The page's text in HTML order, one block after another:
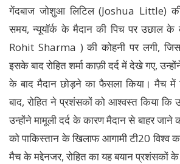
गेंदबाज जोशुआ लिटिल (Joshua Little)
समय, न्यूयॉर्क के मैदान की पिच पर उछाल के
Rohit Sharma ) की कोहनी पर लगी,
इसके बाद रोहित शर्मा काफ़ी दर्द में देखे गए,
के बाद मैदान छोड़ने का फैसला किया। मैच में
बाद, रोहित ने प्रशंसकों को आश्वस्त किया कि
उन्होंने मामूली दर्द के कारण मैदान से बाहर
को पाकिस्तान के खिलाफ आगामी टी20
मैच के मद्देनजर, रोहित का यह बयान प्रशंसकों के